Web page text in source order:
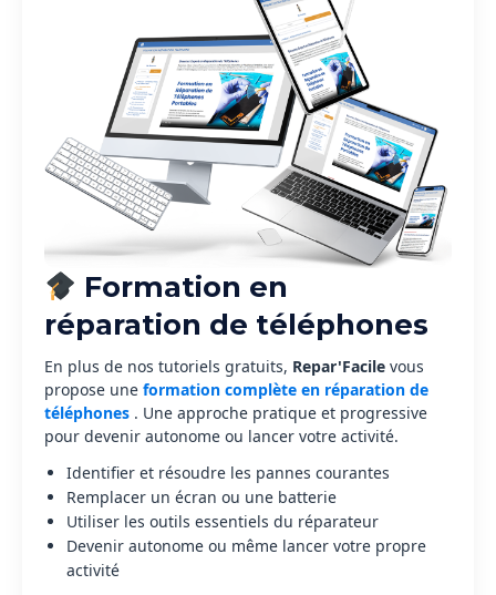
Formation en
réparation de téléphones
En plus de nos tutoriels gratuits, Repar'Facile vous
propose une formation complète en réparation de
téléphones . Une approche pratique et progressive
pour devenir autonome ou lancer votre activité.
Identifier et résoudre les pannes courantes
Remplacer un écran ou une batterie
Utiliser les outils essentiels du réparateur
Devenir autonome ou même lancer votre propre
activité